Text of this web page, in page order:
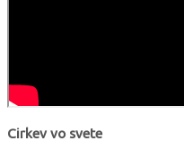
Cirkev vo svete